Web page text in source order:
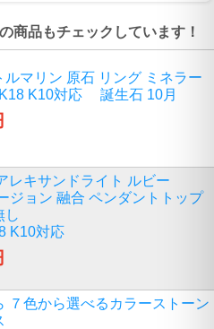
商品もチェックしています！
ルマリン 原石 リング ミネラー
K10対応 誕生石 10月
レキサンドライト ルビー
ジョン 融合 ペンダントトップ
し
K10対応
７色から選べるカラーストーン